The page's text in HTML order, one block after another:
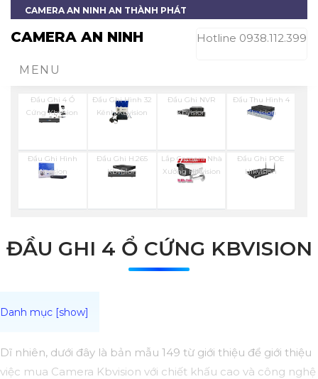
CAMERA AN NINH AN THÀNH PHÁT
CAMERA AN NINH Hotline 0938.112.399
MENU
Đầu Ghi 4 Ổ
Cứng Kbvision
Đầu Ghi Hình 32
Kênh Kbvision
Đầu Ghi NVR
Kbvision
Đầu Thu Hình 4
Kbvision
Đầu Ghi Hình
Kbvision
Đầu Ghi H.265
Kbvision
Lắp Camera Nhà
Xưởng Hikvision
Đầu Ghi POE
Hikvision
ĐẦU GHI 4 Ổ CỨNG KBVISION
Dĩ nhiên, dưới đây là bản mẫu 149 từ giới thiệu để giới thiệu
việc mua Camera Kbvision với chiết khấu cao và công nghệ